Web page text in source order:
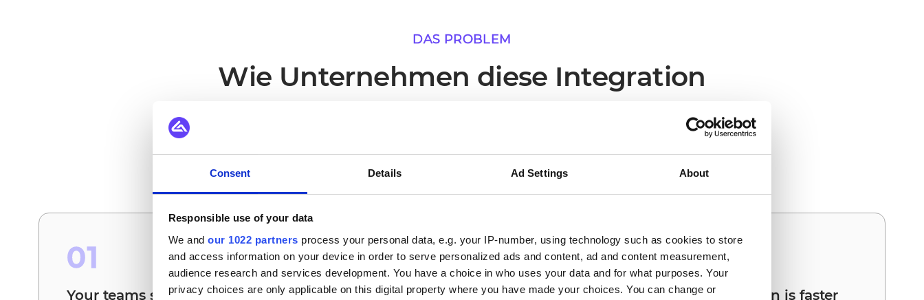
Consent Details Ad Settings About
Responsible use of your data
We and our 1022 partners process your personal data, e.g. your IP-number, using technology such as cookies to store
and access information on your device in order to serve personalized ads and content, ad and content measurement,
audience research and services development. You have a choice in who uses your data and for what purposes. Your
privacy choices are only applicable on this digital property where you have made your choices. You can change or
DAS PROBLEM
Wie Unternehmen diese Integration
unmittelbarsten operativen Mehrwert liefert.
01
Your teams stop reconciling
02
Processes run without someone
03
Your next integration is faster